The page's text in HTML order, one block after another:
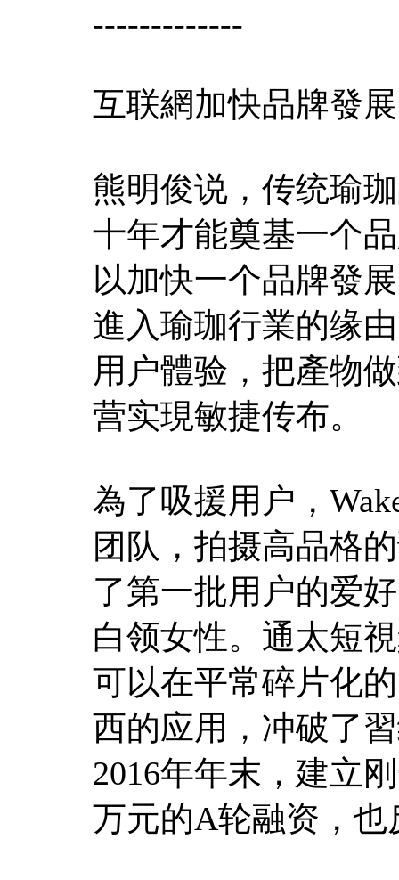
-------------
互联網加快品牌發展
熊明俊说，传统瑜
十年才能奠基一个
以加快一个品牌發
進入瑜珈行業的缘
用户體验，把產物
营实現敏捷传布。
為了吸援用户，
团队，拍摄高品格
了第一批用户的爱
白领女性。通太短
可以在平常碎片化
西的应用，冲破了
2016年年末，建立
万元的A轮融资，